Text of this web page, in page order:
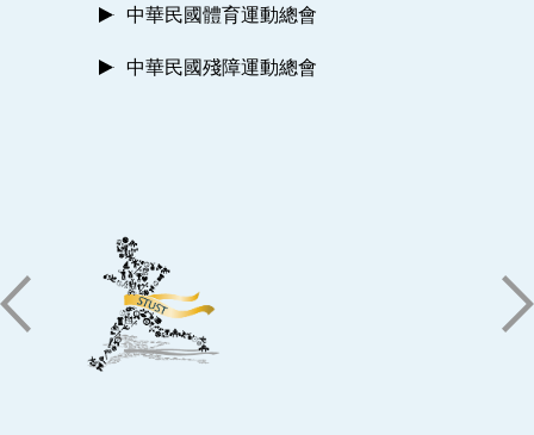
中華民國體育運動總會
中華民國殘障運動總會